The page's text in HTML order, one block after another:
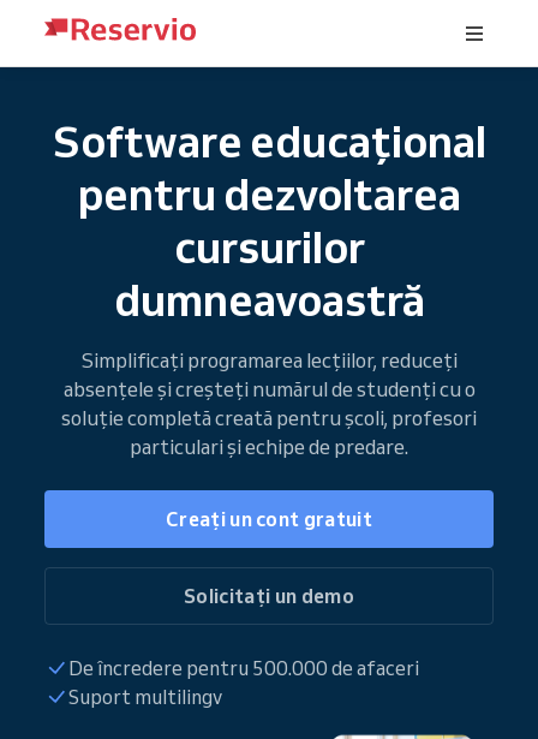
Software educațional
pentru dezvoltarea
cursurilor
dumneavoastră
Simplificați programarea lecțiilor, reduceți
absențele și creșteți numărul de studenți cu o
soluție completă creată pentru școli, profesori
particulari și echipe de predare.
Creați un cont gratuit
Solicitați un demo
De încredere pentru 500.000 de afaceri
Suport multilingv